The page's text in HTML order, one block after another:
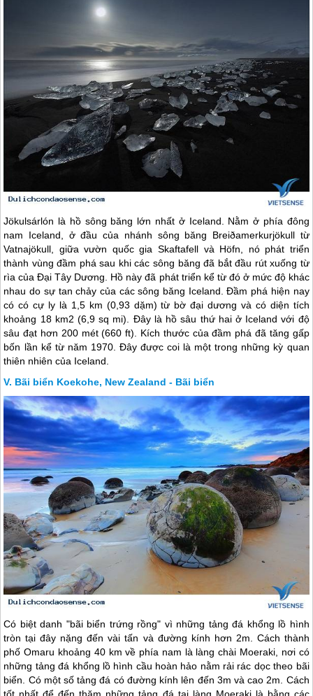
Jökulsárlón là hồ sông băng lớn nhất ở Iceland. Nằm ở phía đông
nam Iceland, ở đầu của nhánh sông băng Breiðamerkurjökull từ
Vatnajökull, giữa vườn quốc gia Skaftafell và Höfn, nó phát triển
thành vùng đầm phá sau khi các sông băng đã bắt đầu rút xuống từ
rìa của Đại Tây Dương. Hồ này đã phát triển kể từ đó ở mức độ khác
nhau do sự tan chảy của các sông băng Iceland. Đầm phá hiện nay
có có cự ly là 1,5 km (0,93 dặm) từ bờ đại dương và có diện tích
khoảng 18 km2 (6,9 sq mi). Đây là hồ sâu thứ hai ở Iceland với độ
sâu đạt hơn 200 mét (660 ft). Kích thước của đầm phá đã tăng gấp
bốn lần kể từ năm 1970. Đây được coi là một trong những kỳ quan
thiên nhiên của Iceland.
Bãi biển Koekohe, New Zealand - Bãi biển
Có biệt danh "bãi biển trứng rồng" vì những tảng đá khổng lồ hình
tròn tại đây nặng đến vài tấn và đường kính hơn 2m. Cách thành
phố Omaru khoảng 40 km về phía nam là làng chài Moeraki, nơi có
những tảng đá khổng lồ hình cầu hoàn hảo nằm rải rác dọc theo bãi
biển. Có một số tảng đá có đường kính lên đến 3m và cao 2m. Cách